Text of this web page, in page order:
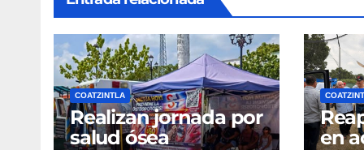
COATZINTLA
Realizan jornada por
salud ósea
en